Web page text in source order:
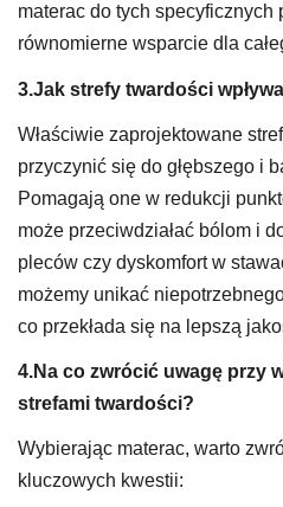
materac do tych specyficznych
równomierne wsparcie dla
3.Jak strefy twardości
Właściwie zaprojektowane
przyczynić się do głębszego i
Pomagają one w redukcji
może przeciwdziałać bólom i
pleców czy dyskomfort w
możemy unikać
co przekłada się na lepszą
4.Na co zwrócić uwagę przy
strefami twardości?
Wybierając materac, warto
kluczowych kwestii: